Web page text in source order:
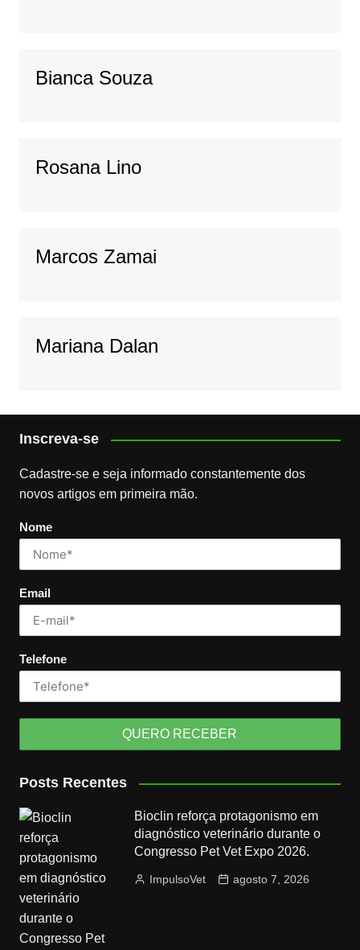
Bianca Souza
Rosana Lino
Marcos Zamai
Mariana Dalan
Inscreva-se
Cadastre-se e seja informado constantemente dos
novos artigos em primeira mão.
Nome
Email
Telefone
Posts Recentes
Bioclin reforça protagonismo em
diagnóstico veterinário durante o
Congresso Pet Vet Expo 2026.
ImpulsoVet agosto 7, 2026